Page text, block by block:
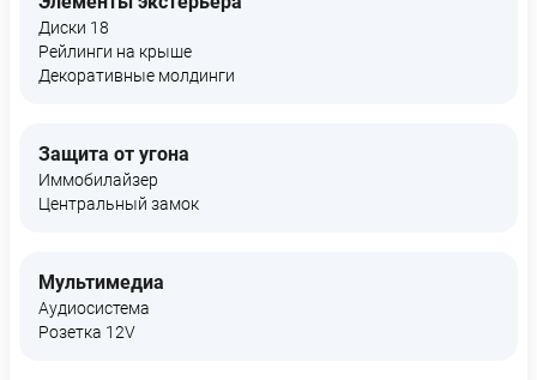
Диски 18
Рейлинги на крыше
Декоративные молдинги
Защита от угона
Иммобилайзер
Центральный замок
Мультимедиа
Аудиосистема
Розетка 12V